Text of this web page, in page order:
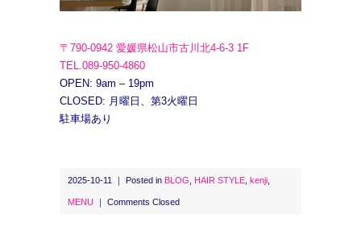
〒790-0942 愛媛県松山市古川北4-6-3 1F
TEL.089-950-4860
OPEN: 9am – 19pm
CLOSED: 月曜日、第3火曜日
駐車場あり
2025-10-11 ｜ Posted in BLOG HAIR STYLE kenji
MENU Comments Closed